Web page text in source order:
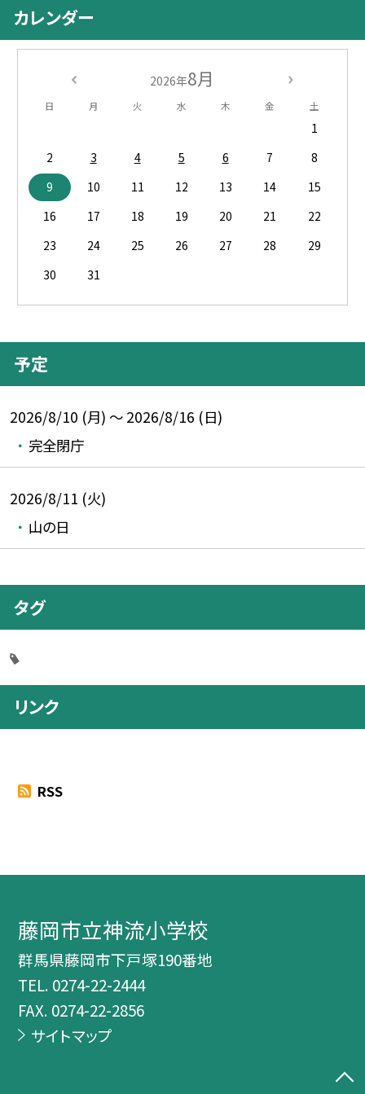
カレンダー
2026年8月
日 月 火 水 木 金 土
1
2
3 4 5 6 7
8
9
10 11 12 13 14
15
16
17 18 19 20 21
22
23
24 25 26 27 28
29
30
31
予定
2026/8/10 (月) ～ 2026/8/16 (日)
完全閉庁
2026/8/11 (火)
山の日
タグ
リンク
RSS
藤岡市立神流小学校
群馬県藤岡市下戸塚190番地
TEL. 0274-22-2444
FAX. 0274-22-2856
サイトマップ